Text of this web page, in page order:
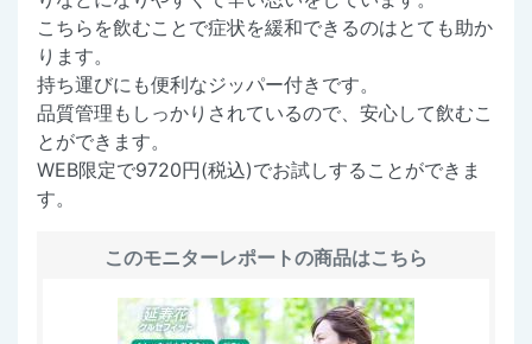
こちらを飲むことで症状を緩和できるのはとても助か
ります。
持ち運びにも便利なジッパー付きです。
品質管理もしっかりされているので、安心して飲むこ
とができます。
WEB限定で9720円(税込)でお試しすることができま
す。
このモニターレポートの商品はこちら